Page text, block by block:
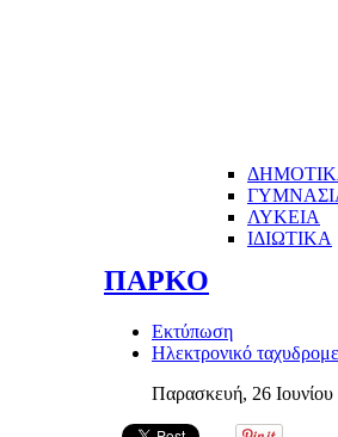
ΛΥΚΕΙΑ
ΙΔΙΩΤΙΚΑ
ΠΑΡΚΟ
Εκτύπωση
Ηλεκτρονικό
Παρασκευή, 26